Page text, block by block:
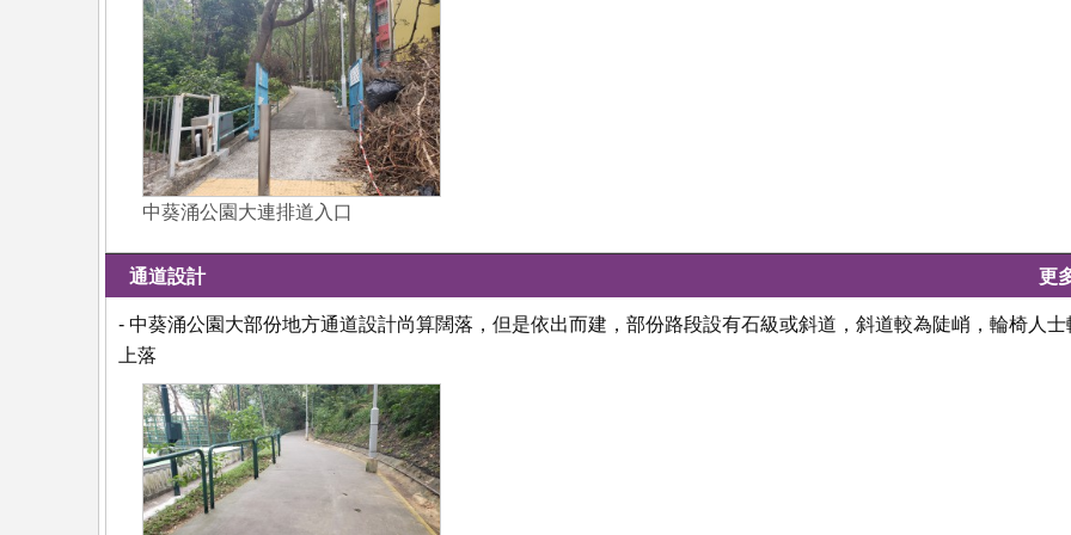
中葵涌公園大連排道入口
通道設計 更
- 中葵涌公園大部份地方通道設計尚算闊落，但是依出而建，部份路段設有石級或斜道，斜道較為陡峭，輪椅人士
上落